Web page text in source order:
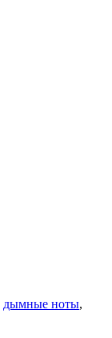
дымные ноты,